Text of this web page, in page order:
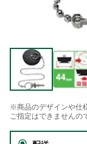
※商品のデザインや仕
ご指定はできませんの